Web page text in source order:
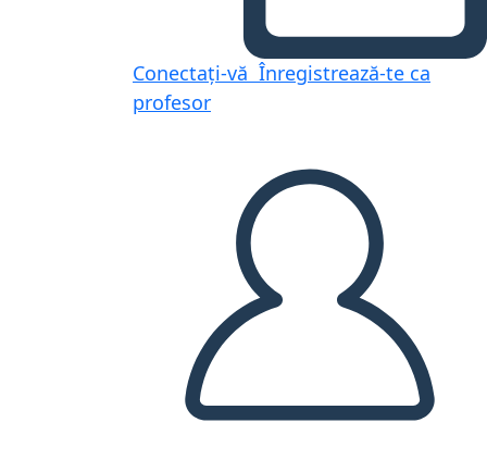
Conectați-vă Înregistrează-te ca
profesor